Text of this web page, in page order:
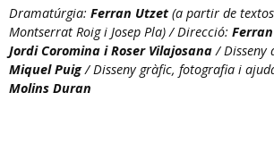
Dramatúrgia: Ferran Utzet (a partir de
Montserrat Roig i Josep Pla) / Direcció:
Jordi Coromina i Roser Vilajosana/ Disseny
Miquel Puig/ Disseny gràfic, fotografia i
Molins Duran